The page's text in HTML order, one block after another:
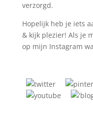
verzorgd.
Hopelijk heb je iets
& kijk plezier! Als je
op mijn Instagram